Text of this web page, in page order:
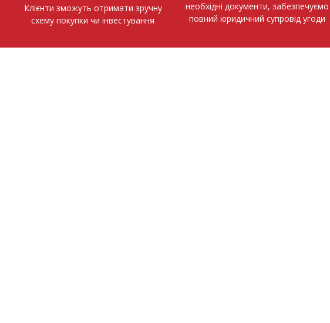
Клієнти зможуть отримати зручну
схему покупки чи інвестування
необхідні документи, забезпечуємо
повний юридичний супровід угоди